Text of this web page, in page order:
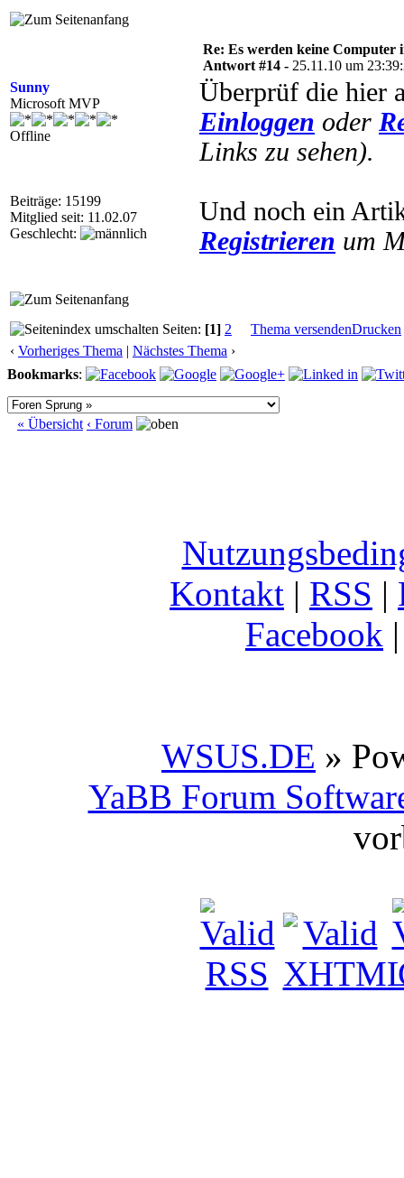
Sunny
Microsoft MVP
Offline
Beiträge: 15199
Mitglied seit: 11.02.07
Geschlecht:
Re: Es werden keine Computer
Antwort #14 - 25.11.10 um
Überprüf die hier
Einloggen oder
Links zu sehen).
Und noch ein
Registrieren um
Seiten: [1] 2 Thema versendenDrucken
‹ Vorheriges Thema | Nächstes Thema ›
Bookmarks:
« Übersicht ‹ Forum
Kontakt | RSS |
Facebook
WSUS.DE »
YaBB Forum